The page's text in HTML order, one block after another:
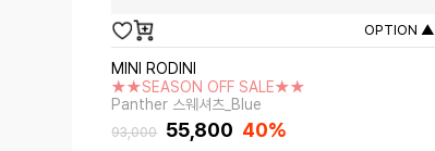
OPTION ▲
MINI RODINI
★★SEASON OFF SALE★★
Panther 스웨셔츠_Blue
93,000 55,800 40%